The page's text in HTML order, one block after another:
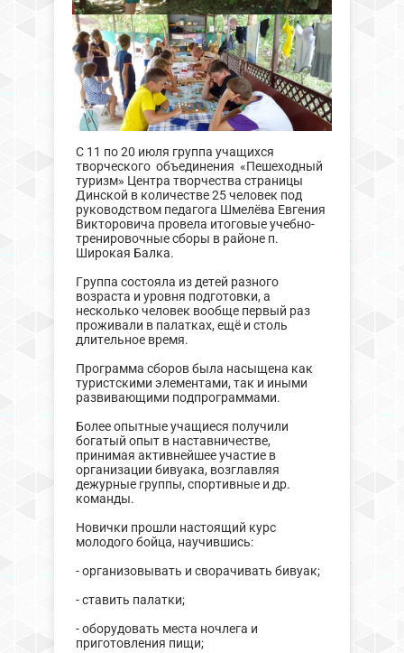
С 11 по 20 июля группа учащихся
творческого объединения «Пешеходный
туризм» Центра творчества страницы
Динской в количестве 25 человек под
руководством педагога Шмелёва Евгения
Викторовича провела итоговые учебно-
тренировочные сборы в районе п.
Широкая Балка.
Группа состояла из детей разного
возраста и уровня подготовки, а
несколько человек вообще первый раз
проживали в палатках, ещё и столь
длительное время.
Программа сборов была насыщена как
туристскими элементами, так и иными
развивающими подпрограммами.
Более опытные учащиеся получили
богатый опыт в наставничестве,
принимая активнейшее участие в
организации бивуака, возглавляя
дежурные группы, спортивные и др.
команды.
Новички прошли настоящий курс
молодого бойца, научившись:
- организовывать и сворачивать бивуак;
- ставить палатки;
- оборудовать места ночлега и
приготовления пищи;